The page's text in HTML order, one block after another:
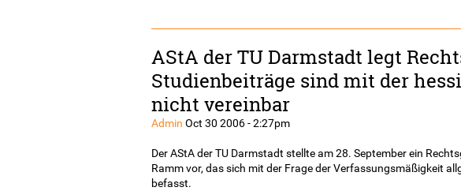
AStA der TU Darmstadt legt
Studienbeiträge sind mit der
nicht vereinbar
Admin Oct 30 2006 - 2:27pm
Der AStA der TU Darmstadt stellte am 28. September ein
Ramm vor, das sich mit der Frage der Verfassungsmäßigkeit
befasst.